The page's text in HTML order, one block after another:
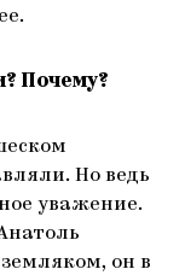
Почему?
Но ведь
уважение.
он в